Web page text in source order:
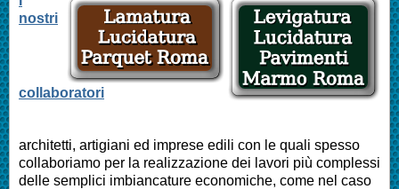
nostri
collaboratori
architetti, artigiani ed imprese edili con le quali spesso
collaboriamo per la realizzazione dei lavori più complessi
delle semplici imbiancature economiche, come nel caso